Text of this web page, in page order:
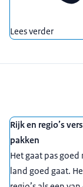
Lees verder
Rijk en regio’s
pakken
Het gaat pas
land goed gaat.